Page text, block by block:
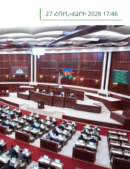
27 ՀՈՒՆՎԱՐԻ 2026 17:46